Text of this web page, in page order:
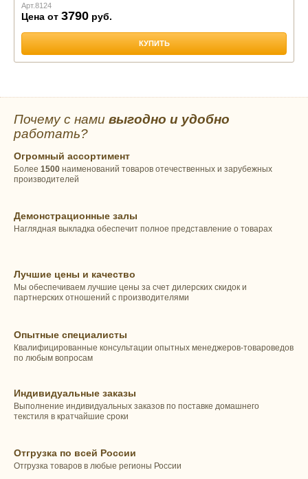
Арт.8124
Цена от 3790 руб.
КУПИТЬ
Почему с нами выгодно и удобно
работать?
Огромный ассортимент
Более 1500 наименований товаров отечественных и зарубежных
производителей
Демонстрационные залы
Наглядная выкладка обеспечит полное представление о товарах
Лучшие цены и качество
Мы обеспечиваем лучшие цены за счет дилерских скидок и
партнерских отношений с производителями
Опытные специалисты
Квалифицированные консультации опытных менеджеров-товароведов
по любым вопросам
Индивидуальные заказы
Выполнение индивидуальных заказов по поставке домашнего
текстиля в кратчайшие сроки
Отгрузка по всей России
Отгрузка товаров в любые регионы России